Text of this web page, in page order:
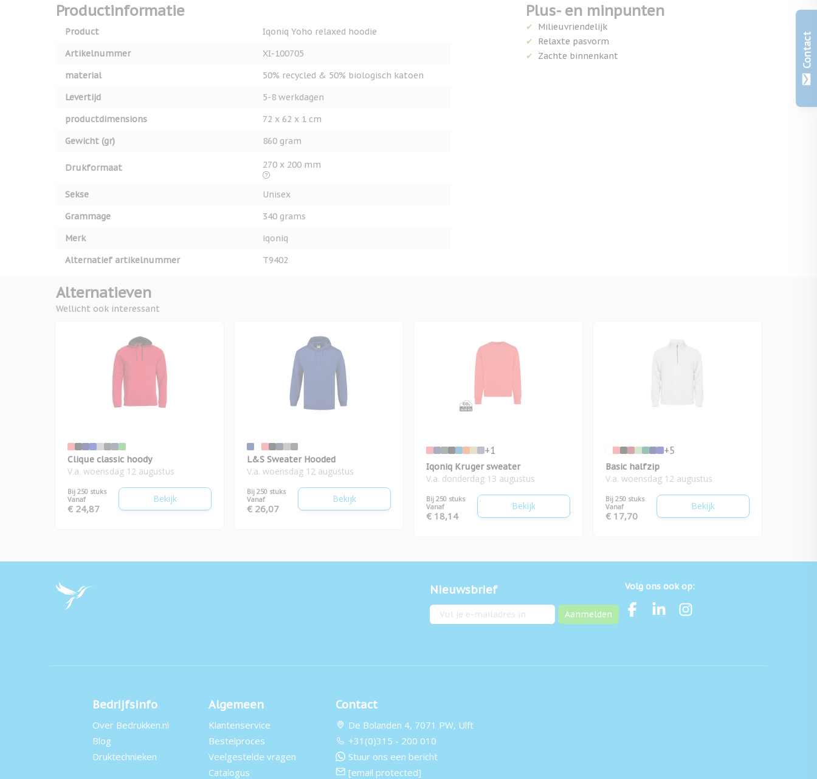
Contact
Productinformatie
Product
Iqoniq Yoho relaxed hoodie
Artikelnummer
XI-100705
material
50% recycled & 50% biologisch katoen
Levertijd
5-8 werkdagen
productdimensions
72 x 62 x 1 cm
Gewicht (gr)
860 gram
Drukformaat 270 x 200 mm
Sekse
Unisex
Grammage
340 grams
Merk
iqoniq
Alternatief artikelnummer
T9402
Plus- en minpunten
Milieuvriendelijk
Relaxte pasvorm
Zachte binnenkant
Alternatieven
Wellicht ook interessant
Clique classic hoody
V.a. woensdag 12 augustus
Bij 250 stuks
Vanaf
€ 24,87
Bekijk
L&S Sweater Hooded
V.a. woensdag 12 augustus
Bij 250 stuks
Vanaf
€ 26,07
Bekijk
+1
Iqoniq Kruger sweater
V.a. donderdag 13 augustus
Bij 250 stuks
Vanaf
€ 18,14
Bekijk
+5
Basic halfzip
V.a. woensdag 12 augustus
Bij 250 stuks
Vanaf
€ 17,70
Bekijk
Nieuwsbrief
E-mailadres Aanmelden
Volg ons ook op:
Bedrijfsinfo
Over Bedrukken.nl
Blog
Druktechnieken
Algemeen
Klantenservice
Bestelproces
Veelgestelde vragen
Catalogus
Contact
De Bolanden 4, 7071 PW, Ulft
+31(0)315 - 200 010
Stuur ons een bericht
[email protected]